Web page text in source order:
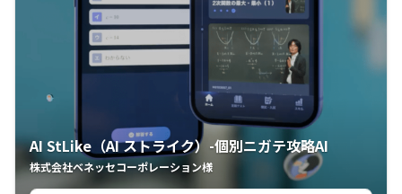
AI StLike（AI ストライク）-個別ニガテ攻略AI
株式会社ベネッセコーポレーション様